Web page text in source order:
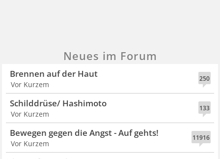
Neues im Forum
250
Brennen auf der Haut
Vor Kurzem
133
Schilddrüse/ Hashimoto
Vor Kurzem
11916
Bewegen gegen die Angst - Auf gehts!
Vor Kurzem